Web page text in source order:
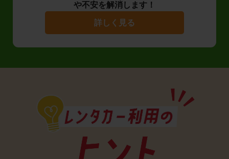
や不安を解消します！
詳しく見る